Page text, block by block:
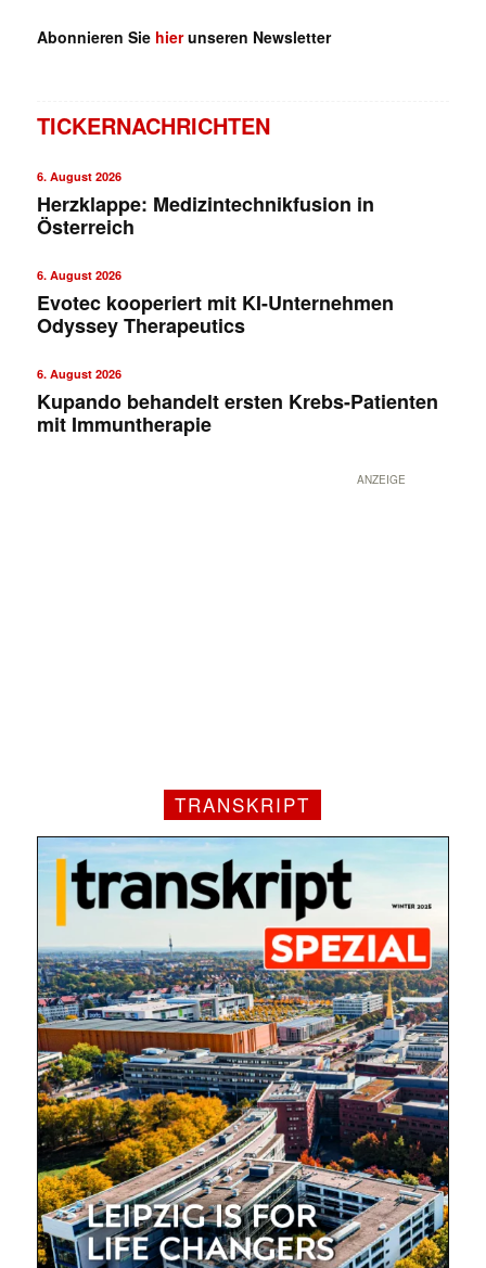
Mit dem |transkript-Newsletter
jede Woche aktuell informiert.
E-
Mail
(erforderlich)
Abonnieren Sie hierunseren Newsletter
TICKERNACHRICHTEN
6. August 2026
Herzklappe: Medizintechnikfusion in
Österreich
6. August 2026
Evotec kooperiert mit KI-Unternehmen
Odyssey Therapeutics
6. August 2026
Kupando behandelt ersten Krebs-Patienten
mit Immuntherapie
ANZEIGE
TRANSKRIPT